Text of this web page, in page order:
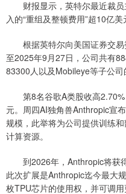
财报显示，英特尔最近裁员
入的“重组及整顿费用”超10亿
根据英特尔向美国证券交易
至2025年9月27日，公司共有
83300人以及Mobileye等子公司
第8名谷歌A类股收高2.70%
元。周四AI独角兽Anthropic宣
规模，此举将为公司提供训练
计算资源。
到2026年，Anthropic将获得
此次扩展是Anthropic迄今最大
枚TPU芯片的使用权，并可调用